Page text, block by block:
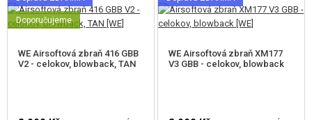
HLÍDAT DOSTUPNOST HLÍDAT DOSTUPNOST
Doporučujeme
WE Airsoftová zbraň 416 GBB
V2 - celokov, blowback, TAN
WE Airsoftová zbraň XM177
V3 GBB - celokov, blowback